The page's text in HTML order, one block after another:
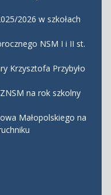
2026 w szkołach
NSM I i II st.
Krzysztofa Przybyło
na rok szkolny
Małopolskiego na